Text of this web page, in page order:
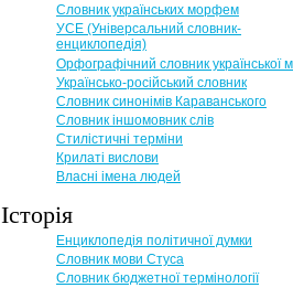
Словник українських морфем
УСЕ (Універсальний словник-
енциклопедія)
Орфографічний словник української
Українсько-російський словник
Словник синонімів Караванського
Словник іншомовник слів
Стилістичні терміни
Крилаті вислови
Власні імена людей
Історія
Енциклопедія політичної думки
Словник мови Стуса
Словник бюджетної термінології